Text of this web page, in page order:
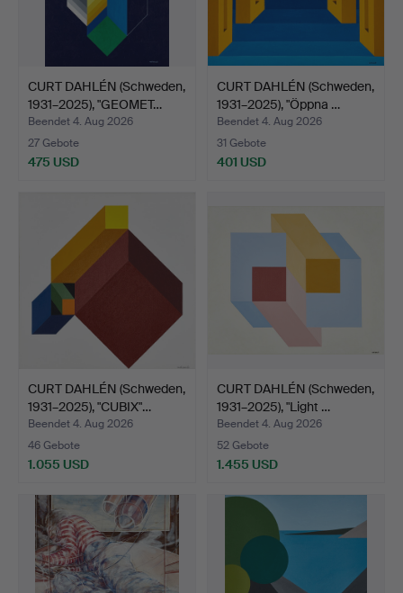
CURT DAHLÉN (Schweden,
1931–2025), "GEOMET…
Beendet 4. Aug 2026
27 Gebote
475 USD
CURT DAHLÉN (Schweden,
1931–2025), "Öppna …
Beendet 4. Aug 2026
31 Gebote
401 USD
CURT DAHLÉN (Schweden,
1931–2025), "CUBIX"…
Beendet 4. Aug 2026
46 Gebote
1.055 USD
CURT DAHLÉN (Schweden,
1931–2025), "Light …
Beendet 4. Aug 2026
52 Gebote
1.455 USD